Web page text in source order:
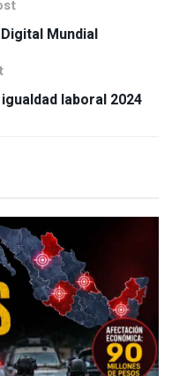
Mundial
laboral 2024